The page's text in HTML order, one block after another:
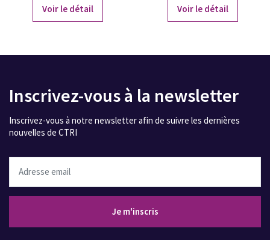
Voir le détail Voir le détail
Inscrivez-vous à la newsletter
Inscrivez-vous à notre newsletter afin de suivre les dernières
nouvelles de CTRI
Adresse email
Je m'inscris